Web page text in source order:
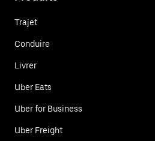
Trajet
Conduire
Livrer
Uber Eats
Uber for Business
Uber Freight